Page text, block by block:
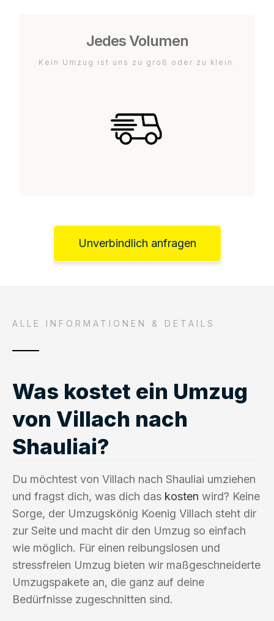
Jedes Volumen
Kein Umzug ist uns zu groß oder zu klein.
Unverbindlich anfragen
ALLE INFORMATIONEN & DETAILS
Was kostet ein Umzug
von Villach nach
Shauliai?
Du möchtest von Villach nach Shauliai umziehen
und fragst dich, was dich das kosten wird? Keine
Sorge, der Umzugskönig Koenig Villach steht dir
zur Seite und macht dir den Umzug so einfach
wie möglich. Für einen reibungslosen und
stressfreien Umzug bieten wir maßgeschneiderte
Umzugspakete an, die ganz auf deine
Bedürfnisse zugeschnitten sind.